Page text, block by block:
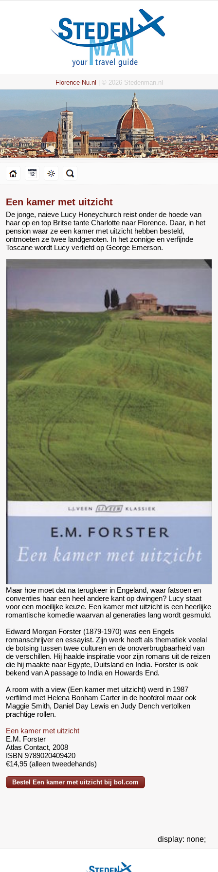
Florence-Nu.nl | © 2026 Stedenman.nl
Een kamer met uitzicht
De jonge, naieve Lucy Honeychurch reist onder de hoede van
haar op en top Britse tante Charlotte naar Florence. Daar, in het
pension waar ze een kamer met uitzicht hebben besteld,
ontmoeten ze twee landgenoten. In het zonnige en verfijnde
Toscane wordt Lucy verliefd op George Emerson.
Maar hoe moet dat na terugkeer in Engeland, waar fatsoen en
conventies haar een heel andere kant op dwingen? Lucy staat
voor een moeilijke keuze. Een kamer met uitzicht is een heerlijke
romantische komedie waarvan al generaties lang wordt gesmuld.
Edward Morgan Forster (1879-1970) was een Engels
romanschrijver en essayist. Zijn werk heeft als thematiek veelal
de botsing tussen twee culturen en de onoverbrugbaarheid van
de verschillen. Hij haalde inspiratie voor zijn romans uit de reizen
die hij maakte naar Egypte, Duitsland en India. Forster is ook
bekend van A passage to India en Howards End.
A room with a view (Een kamer met uitzicht) werd in 1987
verfilmd met Helena Bonham Carter in de hoofdrol maar ook
Maggie Smith, Daniel Day Lewis en Judy Dench vertolken
prachtige rollen.
Een kamer met uitzicht
E.M. Forster
Atlas Contact, 2008
ISBN 9789020409420
€14,95 (alleen tweedehands)
Bestel Een kamer met uitzicht bij bol.com
display: none;